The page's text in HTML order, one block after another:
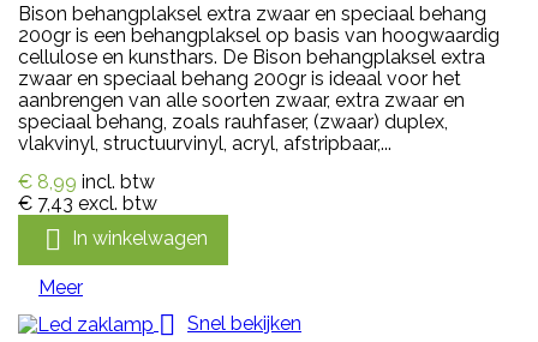
Bison behangplaksel extra zwaar en speciaal behang
200gr is een behangplaksel op basis van hoogwaardig
cellulose en kunsthars. De Bison behangplaksel extra
zwaar en speciaal behang 200gr is ideaal voor het
aanbrengen van alle soorten zwaar, extra zwaar en
speciaal behang, zoals rauhfaser, (zwaar) duplex,
vlakvinyl, structuurvinyl, acryl, afstripbaar,...
€ 8,99 incl. btw
€ 7,43 excl. btw
 In winkelwagen
Meer
 Snel bekijken